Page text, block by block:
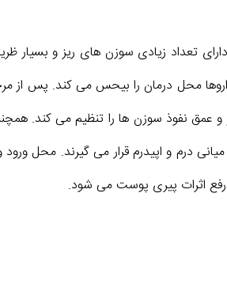
تعداد زیادی سوزن های ریز و
محل درمان را بیحس می کند. پس از
عمق نفوذ سوزن ها را تنظیم می کند.
درم و اپیدرم قرار می گیرند. محل
اثرات پیری پوست می شود.